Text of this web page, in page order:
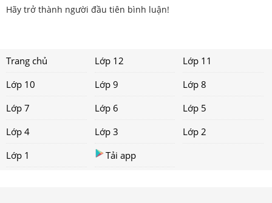
Hãy trở thành người đầu tiên bình luận!
Trang chủ Lớp 12
Lớp 11
Lớp 10
Lớp 9
Lớp 8
Lớp 7
Lớp 6
Lớp 5
Lớp 4
Lớp 3
Lớp 2
Lớp 1
Tải app